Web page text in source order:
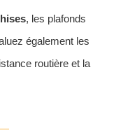
, les plafonds
également les
routière et la